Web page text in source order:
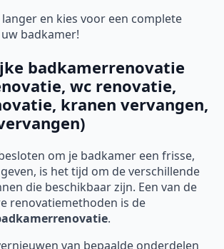
en kies voor een complete
badkamer!
badkamerrenovatie
wc renovatie,
kranen vervangen,
om je badkamer een frisse,
is het tijd om de verschillende
die beschikbaar zijn. Een van de
renovatiemethoden is de
.
van bepaalde onderdelen